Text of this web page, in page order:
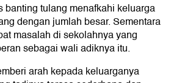
banting tulang menafkahi keluarga
dengan jumlah besar. Sementara
masalah di sekolahnya yang
sebagai wali adiknya itu.
arah kepada keluarganya